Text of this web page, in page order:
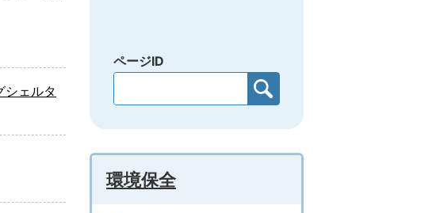
シェルタ
ページID
環境保全